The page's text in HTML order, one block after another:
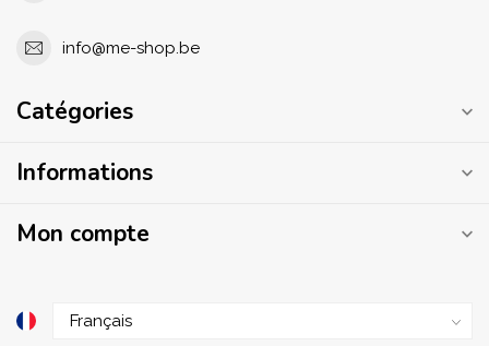
info@me-shop.be
Catégories
Informations
Mon compte